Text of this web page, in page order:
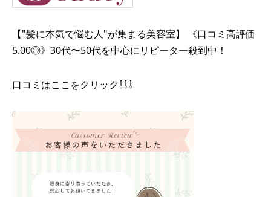
【"髪に本気で悩む人"が集まる美容室】 《口コミ高評価
5.00◎》30代〜50代を中心にリピーター殺到中！
口コミはここをクリック⇩⇩⇩